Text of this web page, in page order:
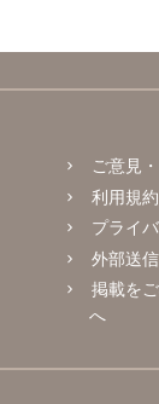
ご意見
利用規約
プライ
外部送
掲載を
へ